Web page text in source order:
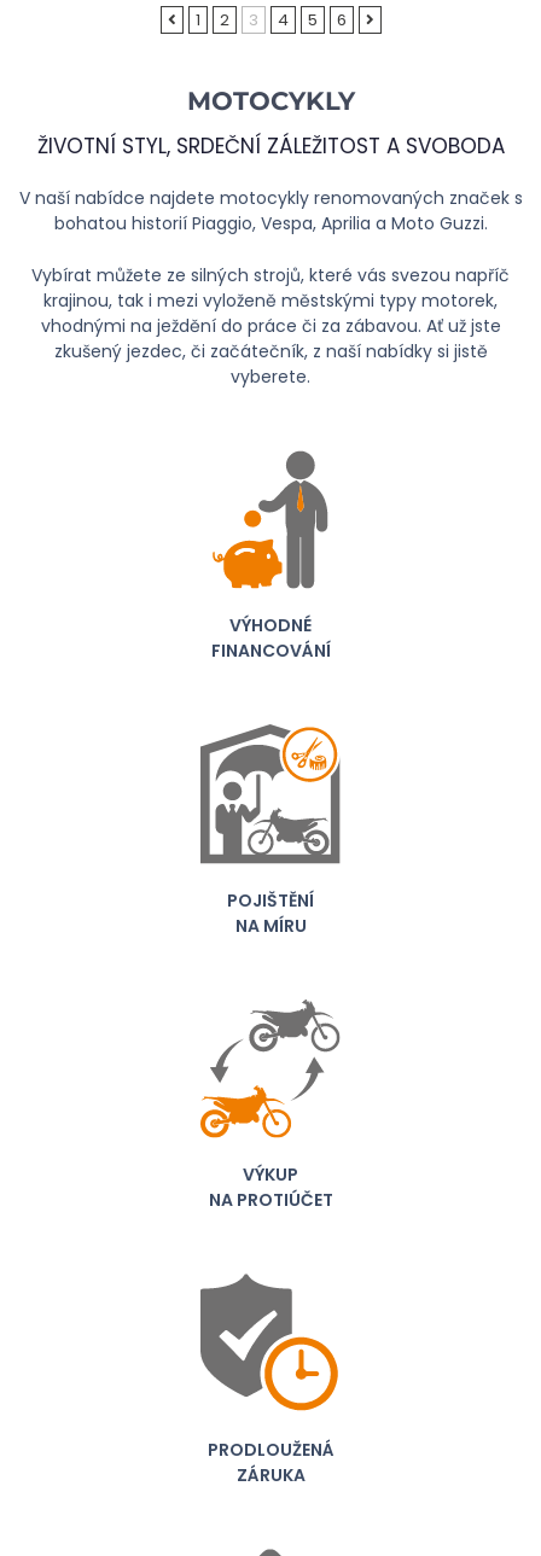
1 2 3 4 5 6
MOTOCYKLY
ŽIVOTNÍ STYL, SRDEČNÍ ZÁLEŽITOST A SVOBODA
V naší nabídce najdete motocykly renomovaných značek s
bohatou historií Piaggio, Vespa, Aprilia a Moto Guzzi.
Vybírat můžete ze silných strojů, které vás svezou napříč
krajinou, tak i mezi vyloženě městskými typy motorek,
vhodnými na ježdění do práce či za zábavou. Ať už jste
zkušený jezdec, či začátečník, z naší nabídky si jistě
vyberete.
VÝHODNÉ
FINANCOVÁNÍ
POJIŠTĚNÍ
NA MÍRU
VÝKUP
NA PROTIÚČET
PRODLOUŽENÁ
ZÁRUKA